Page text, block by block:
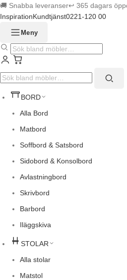
🚚 Snabba leveranser↩︎ 365 dagars
InspirationKundtjänst0221-120 00
Meny
BORD
Alla Bord
Matbord
Soffbord & Satsbord
Sidobord & Konsolbord
Avlastningbord
Skrivbord
Barbord
Iläggskiva
STOLAR
Alla stolar
Matstol